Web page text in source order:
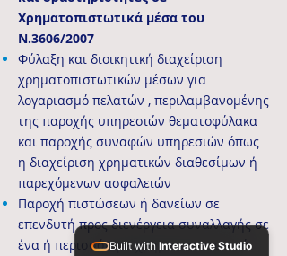
Χρηματοπιστωτικά μέσα του
Ν.3606/2007
Φύλαξη και διοικητική διαχείριση
χρηματοπιστωτικών μέσων για
λογαριασμό πελατών , περιλαμβανομένης
της παροχής υπηρεσιών θεματοφύλακα
και παροχής συναφών υπηρεσιών όπως
η διαχείριση χρηματικών διαθεσίμων ή
παρεχόμενων ασφαλειών
Παροχή πιστώσεων ή δανείων σε
επενδυτή προς διενέργεια συναλλαγής σε
ένα ή περισσότερα χρηματοπιστωτικά
Built with Interactive Studio